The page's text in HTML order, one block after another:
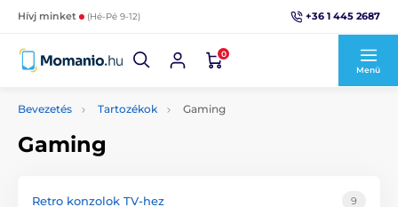
Hívj minket (Hé-Pé 9-12) +36 1 445 2687
0
Menü
Bevezetés Tartozékok Gaming
Gaming
Retro konzolok TV-hez 9